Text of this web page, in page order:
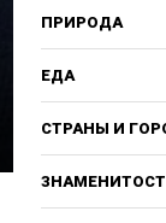
ПРИРОДА
ЕДА
СТРАНЫ И